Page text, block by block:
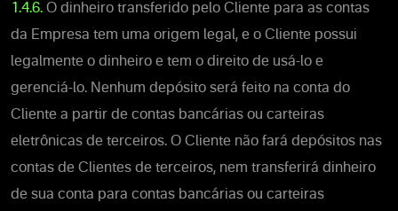
1.4.6. O dinheiro transferido pelo Cliente para as contas
da Empresa tem uma origem legal, e o Cliente possui
legalmente o dinheiro e tem o direito de usá-lo e
gerenciá-lo. Nenhum depósito será feito na conta do
Cliente a partir de contas bancárias ou carteiras
eletrônicas de terceiros. O Cliente não fará depósitos nas
contas de Clientes de terceiros, nem transferirá dinheiro
de sua conta para contas bancárias ou carteiras